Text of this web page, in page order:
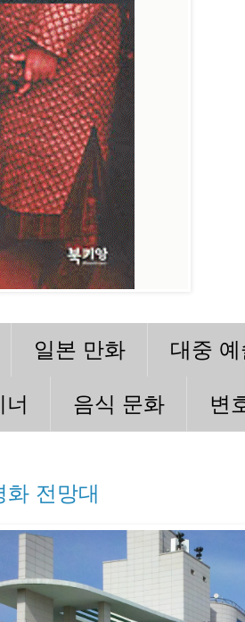
일본 만화 대중 예
너 음식 문화 변
전망대